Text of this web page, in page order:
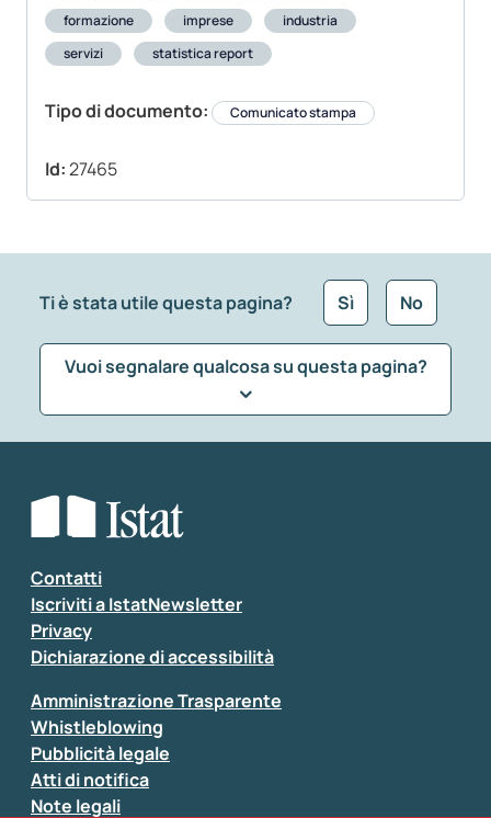
formazione
imprese
industria
servizi
statistica report
Tipo di documento: Comunicato stampa
Id:27465
Ti è stata utile questa pagina? Sì No
Vuoi segnalare qualcosa su questa pagina?
Seleziona la tipologia della segnalazione
Inserisci il tuo commento
Contatti
Iscriviti a IstatNewsletter
Privacy
Dichiarazione di accessibilità
Amministrazione Trasparente
Whistleblowing
Pubblicità legale
Atti di notifica
Note legali